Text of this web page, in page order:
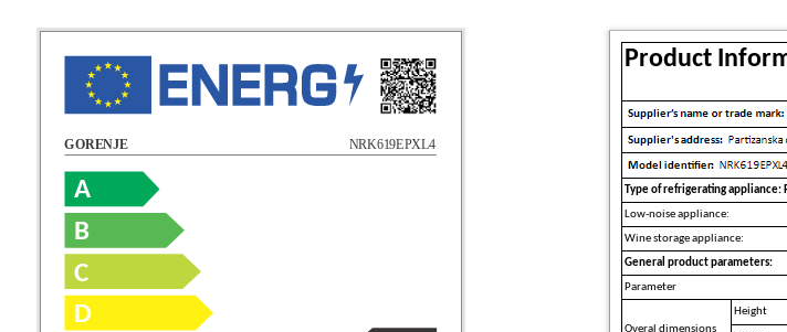
A
B
C
D
GORENJE NRK619EPXL4